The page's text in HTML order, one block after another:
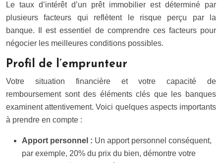
Le taux d’intérêt d’un prêt immobilier est déterminé par
plusieurs facteurs qui reflètent le risque perçu par la
banque. Il est essentiel de comprendre ces facteurs pour
négocier les meilleures conditions possibles.
Profil de l’emprunteur
Votre situation financière et votre capacité de
remboursement sont des éléments clés que les banques
examinent attentivement. Voici quelques aspects importants
à prendre en compte :
Apport personnel : Un apport personnel conséquent,
par exemple, 20% du prix du bien, démontre votre